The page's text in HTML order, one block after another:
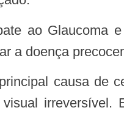
a doença
irreversível.